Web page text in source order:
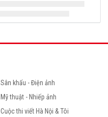
Sân khấu - Điện ảnh
Mỹ thuật - Nhiếp ảnh
Cuộc thi viết Hà Nội & Tôi